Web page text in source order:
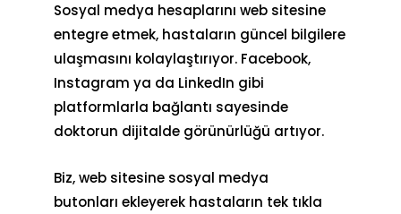
Sosyal medya hesaplarını web sitesine
entegre etmek, hastaların güncel bilgilere
ulaşmasını kolaylaştırıyor. Facebook,
Instagram ya da LinkedIn gibi
platformlarla bağlantı sayesinde
doktorun dijitalde görünürlüğü artıyor.
Biz, web sitesine sosyal medya
butonları ekleyerek hastaların tek tıkla